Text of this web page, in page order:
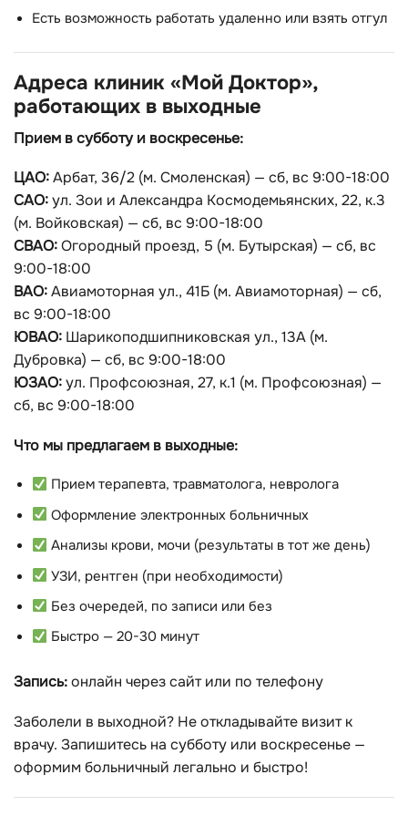
Есть возможность работать удаленно или взять отгул
Адреса клиник «Мой Доктор»,
работающих в выходные
Прием в субботу и воскресенье:
ЦАО:Арбат, 36/2 (м. Смоленская) — сб, вс 9:00-18:00
САО:ул. Зои и Александра Космодемьянских, 22, к.3
(м. Войковская) — сб, вс 9:00-18:00
СВАО:Огородный проезд, 5 (м. Бутырская) — сб, вс
9:00-18:00
ВАО:Авиамоторная ул., 41Б (м. Авиамоторная) — сб,
вс 9:00-18:00
ЮВАО: Шарикоподшипниковская ул., 13А (м.
Дубровка) — сб, вс 9:00-18:00
ЮЗАО:ул. Профсоюзная, 27, к.1 (м. Профсоюзная) —
сб, вс 9:00-18:00
Что мы предлагаем в выходные:
Прием терапевта, травматолога, невролога
Оформление электронных больничных
Анализы крови, мочи (результаты в тот же день)
УЗИ, рентген (при необходимости)
Без очередей, по записи или без
Быстро — 20-30 минут
Запись:онлайн через сайт или по телефону
Заболели в выходной? Не откладывайте визит к
врачу. Запишитесь на субботу или воскресенье —
оформим больничный легально и быстро!